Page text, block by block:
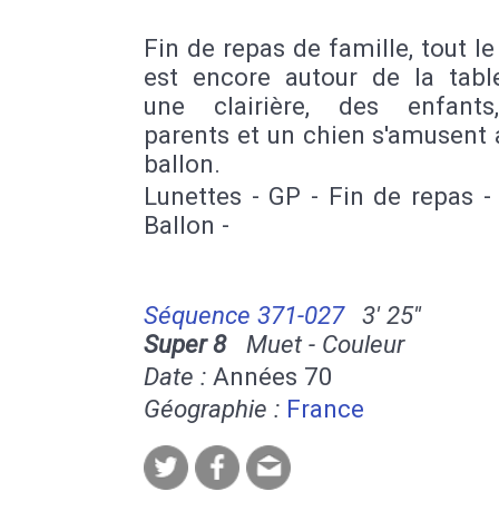
Fin de repas de famille, tout
est encore autour de la
une clairière, des
parents et un chien s'amusent
ballon.
Lunettes - GP - Fin de repas -
Ballon -
Séquence 371-027
3' 25''
Super 8Muet - Couleur
Date : Années 70
Géographie : France